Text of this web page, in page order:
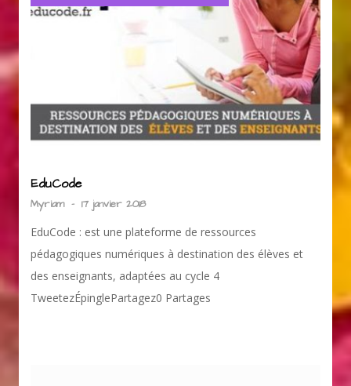
EduCode
Myriam - 17 janvier 2018
EduCode : est une plateforme de ressources
pédagogiques numériques à destination des élèves et
des enseignants, adaptées au cycle 4
TweetezÉpinglePartagez0 Partages